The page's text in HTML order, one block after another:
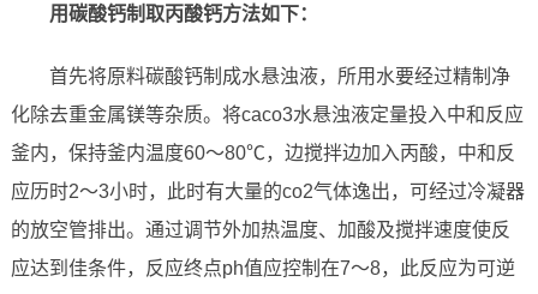
用碳酸钙制取丙酸钙方法如下：
首先将原料碳酸钙制成水悬浊液，所用水要经过精制净
化除去重金属镁等杂质。将caco3水悬浊液定量投入中和反应
釜内，保持釜内温度60～80℃，边搅拌边加入丙酸，中和反
应历时2～3小时，此时有大量的co2气体逸出，可经过冷凝器
的放空管排出。通过调节外加热温度、加酸及搅拌速度使反
应达到佳条件，反应终点ph值应控制在7～8，此反应为可逆